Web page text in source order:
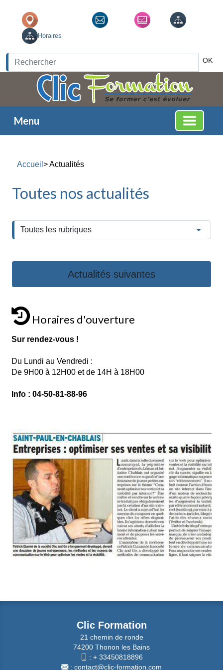
Horaires
OK
Menu
Accueil > Actualités
Toutes nos actualités
Actualités suivantes
Horaires d'ouverture
Sur rendez-vous !
Du Lundi au Vendredi :
De 9H00 à 12H00 et de 14H à 18H00
Info : 04-50-81-88-96
Clic Formation
21 chemin de ronde
74200 Thonon les Bains
: + 33450818896
: contact@clic-formation.com